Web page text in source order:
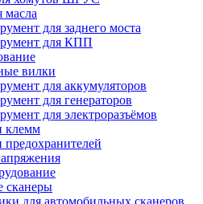
для заднего моста
для КПП
вилки
для аккумуляторов
для генераторов
для электроразъёмов
клемм
сканеры
для автомобильных сканеров